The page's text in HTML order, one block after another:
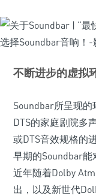
不断进步的虚拟
Soundbar所呈现
DTS的家庭剧院多
或DTS音效规格的
早期的Soundbar能
近年随着Dolby
出，以及新世代